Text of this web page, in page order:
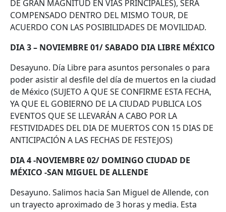
DE GRAN MAGNITUD EN VIAS PRINCIPALES), SERA
COMPENSADO DENTRO DEL MISMO TOUR, DE
ACUERDO CON LAS POSIBILIDADES DE MOVILIDAD.
DIA 3 – NOVIEMBRE 01/ SABADO DIA LIBRE MÉXICO
Desayuno. Día Libre para asuntos personales o para
poder asistir al desfile del día de muertos en la ciudad
de México (SUJETO A QUE SE CONFIRME ESTA FECHA,
YA QUE EL GOBIERNO DE LA CIUDAD PUBLICA LOS
EVENTOS QUE SE LLEVARÁN A CABO POR LA
FESTIVIDADES DEL DIA DE MUERTOS CON 15 DIAS DE
ANTICIPACIÓN A LAS FECHAS DE FESTEJOS)
DIA 4 -NOVIEMBRE 02/ DOMINGO CIUDAD DE
MÉXICO -SAN MIGUEL DE ALLENDE
Desayuno. Salimos hacia San Miguel de Allende, con
un trayecto aproximado de 3 horas y media. Esta